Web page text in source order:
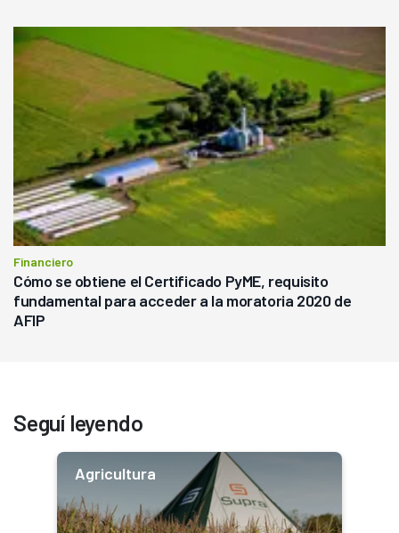
Financiero
Cómo se obtiene el Certificado PyME, requisito
fundamental para acceder a la moratoria 2020 de
AFIP
Seguí leyendo
Agricultura